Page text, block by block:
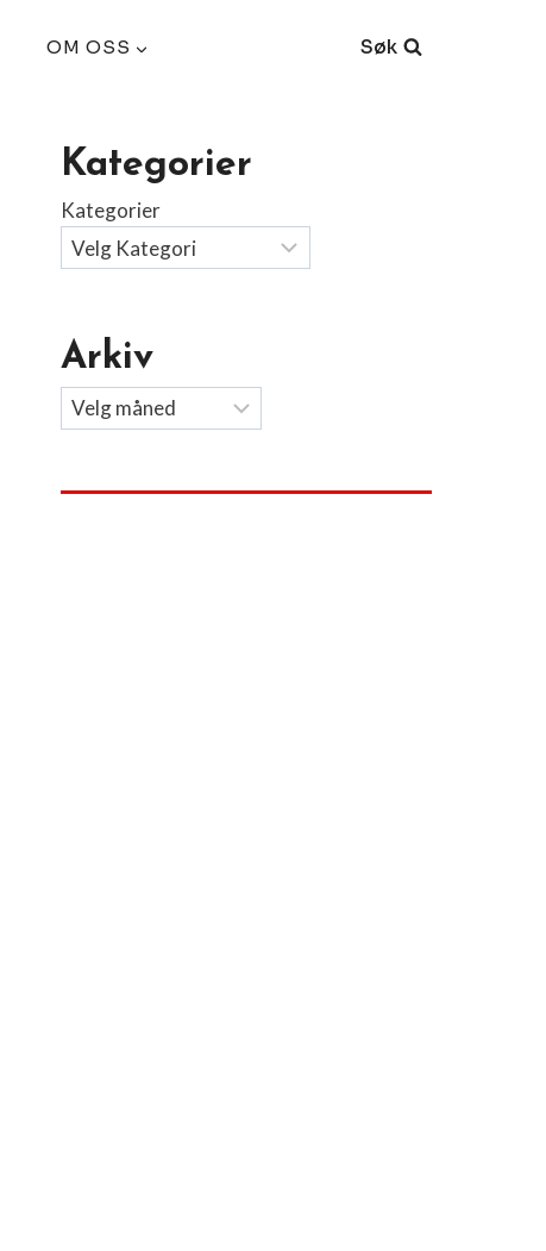
OM OSS Søk
Kategorier
Kategorier
Arkiv
Arkiv